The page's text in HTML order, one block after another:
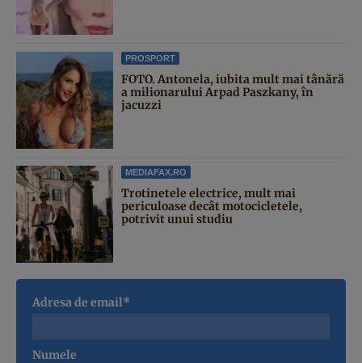
PROSPORT
FOTO. Antonela, iubita mult mai tânără
a milionarului Arpad Paszkany, în
jacuzzi
MEDIAFAX.RO
Trotinetele electrice, mult mai
periculoase decât motocicletele,
potrivit unui studiu
Adresa de email*
Numele